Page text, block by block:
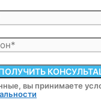
вы принимаете